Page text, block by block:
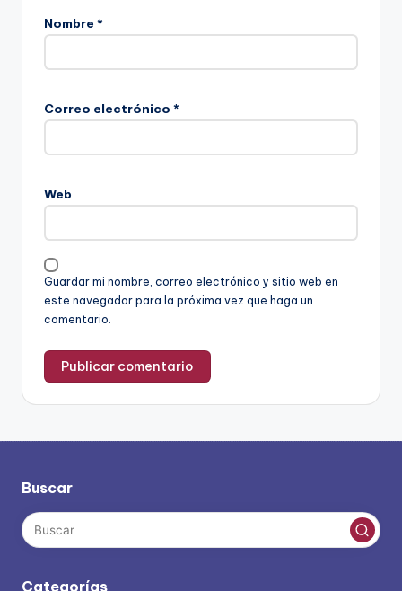
Nombre *
Correo electrónico *
Web
Guardar mi nombre, correo electrónico y sitio web en
este navegador para la próxima vez que haga un
comentario.
Buscar
Categorías